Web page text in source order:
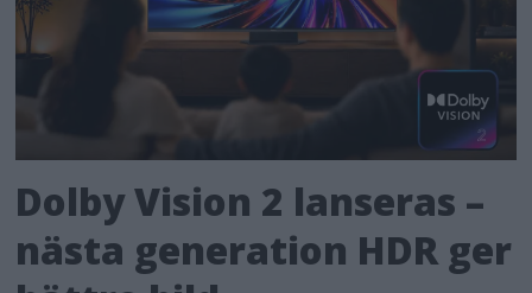
Dolby Vision 2 lanseras –
nästa generation HDR ger